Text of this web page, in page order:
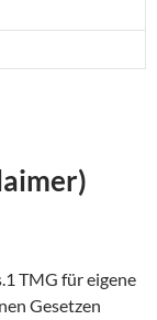
TMG für eigene
Gesetzen